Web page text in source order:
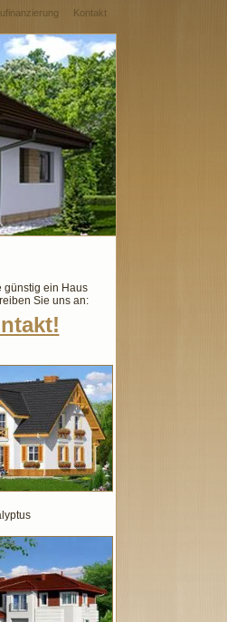
Kontakt
günstig ein Haus
Sie uns an: